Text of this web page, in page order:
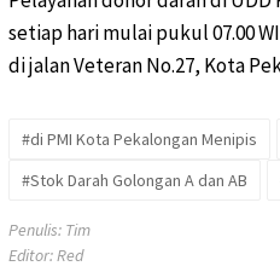
setiap hari mulai pukul 07.00
di jalan Veteran No.27, Kota
#di PMI Kota Pekalongan Menipis
#Stok Darah Golongan A dan AB
Penulis: Tim
Editor: Red